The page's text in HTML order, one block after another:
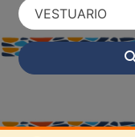
VESTUARIO